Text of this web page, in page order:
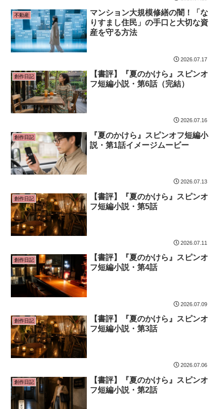
不動産
マンション大規模修繕の闇！「な
りすまし住民」の手口と大切な資
産を守る方法
2026.07.17
創作日記
【書評】『夏のかけら』スピンオ
フ短編小説・第6話（完結）
2026.07.16
創作日記
『夏のかけら』スピンオフ短編小
説・第1話イメージムービー
2026.07.13
創作日記
【書評】『夏のかけら』スピンオ
フ短編小説・第5話
2026.07.11
創作日記
【書評】『夏のかけら』スピンオ
フ短編小説・第4話
2026.07.09
創作日記
【書評】『夏のかけら』スピンオ
フ短編小説・第3話
2026.07.06
創作日記
【書評】『夏のかけら』スピンオ
フ短編小説・第2話